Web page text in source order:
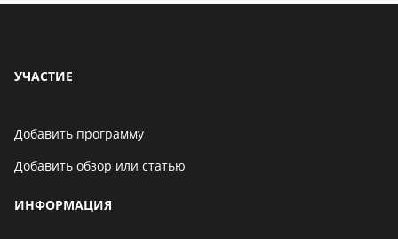
УЧАСТИЕ
Добавить программу
Добавить обзор или статью
ИНФОРМАЦИЯ